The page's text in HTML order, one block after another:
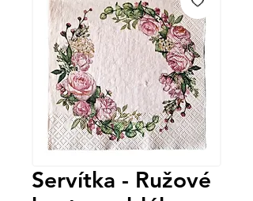
Servítka - Ružové